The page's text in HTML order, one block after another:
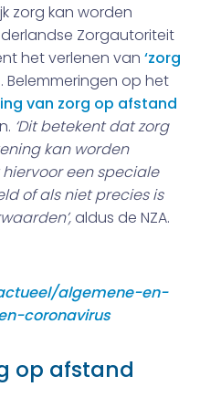
zorg kan worden
Zorgautoriteit
het verlenen van ‘zorg
Belemmeringen op het
van zorg op afstand
‘Dit betekent dat zorg
kan worden
een speciale
of als niet precies is
aldus de NZA.
algemene-en-
coronavirus
op afstand